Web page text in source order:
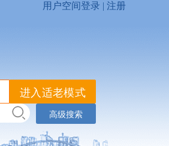
进入适老模式
高级搜索